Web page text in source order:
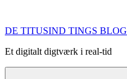
indhold
DE TITUSIND TINGS BLOG
Et digitalt digtværk i real-tid